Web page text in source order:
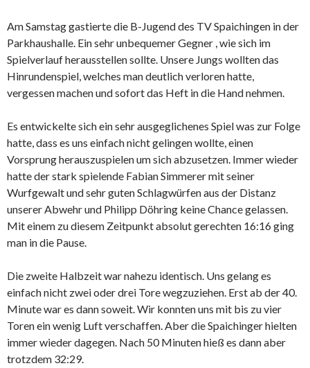
Am Samstag gastierte die B-Jugend des TV Spaichingen in der
Parkhaushalle. Ein sehr unbequemer Gegner , wie sich im
Spielverlauf herausstellen sollte. Unsere Jungs wollten das
Hinrundenspiel, welches man deutlich verloren hatte,
vergessen machen und sofort das Heft in die Hand nehmen.
Es entwickelte sich ein sehr ausgeglichenes Spiel was zur Folge
hatte, dass es uns einfach nicht gelingen wollte, einen
Vorsprung herauszuspielen um sich abzusetzen. Immer wieder
hatte der stark spielende Fabian Simmerer mit seiner
Wurfgewalt und sehr guten Schlagwürfen aus der Distanz
unserer Abwehr und Philipp Döhring keine Chance gelassen.
Mit einem zu diesem Zeitpunkt absolut gerechten 16:16 ging
man in die Pause.
Die zweite Halbzeit war nahezu identisch. Uns gelang es
einfach nicht zwei oder drei Tore wegzuziehen. Erst ab der 40.
Minute war es dann soweit. Wir konnten uns mit bis zu vier
Toren ein wenig Luft verschaffen. Aber die Spaichinger hielten
immer wieder dagegen. Nach 50 Minuten hieß es dann aber
trotzdem 32:29.